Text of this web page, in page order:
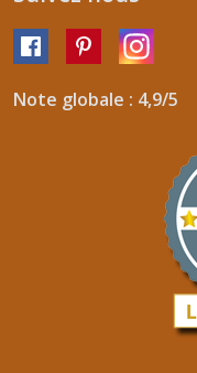
Note globale : 4,9/5